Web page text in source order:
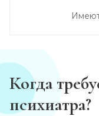
Когда
психиатра?